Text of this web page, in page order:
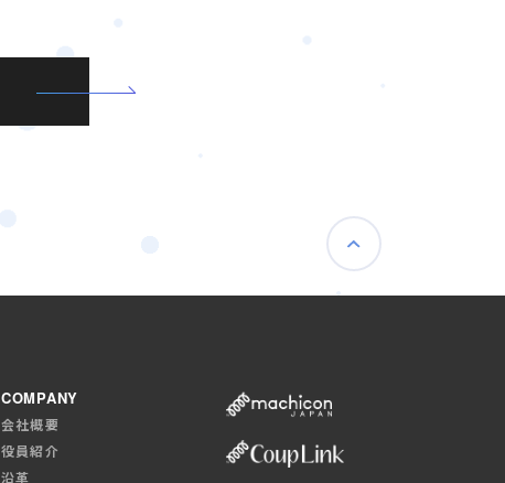
COMPANY
会社概要
役員紹介
沿革